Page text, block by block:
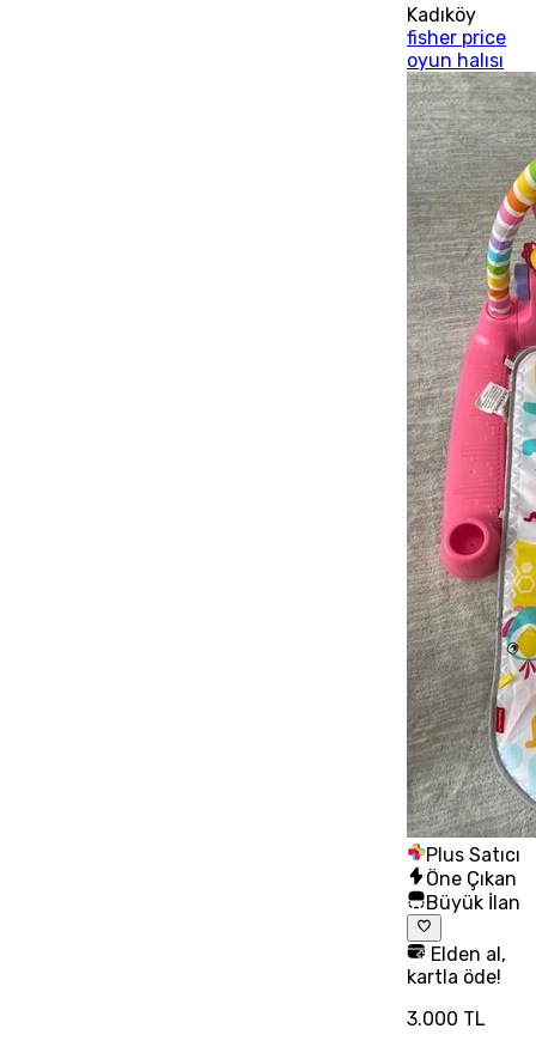
Kadıköy
fisher price
oyun halısı
Plus Satıcı
Öne Çıkan
Büyük İlan
Elden al,
kartla öde!
3.000 TL